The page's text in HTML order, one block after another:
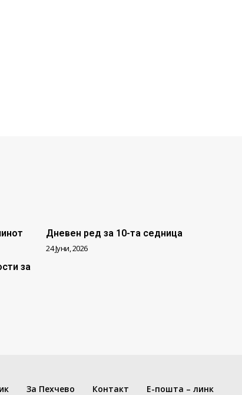
за
Дневен ред за 10-та седница
24 Јуни, 2026
За Пехчево Контакт Е-пошта – линк